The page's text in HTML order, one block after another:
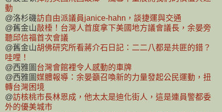
動
@洛杉磯訪自由派議員janice-hahn，談捷運與交通
@舊金山敲棰！台灣人首度拿下美國地方議會議長，余晏旁
聽邱信福首次會議
@舊金山胡佛研究所看蔣介石日記：二二八都是共匪的錯？
哇哩！
@西雅圖 台灣會館裡令人感動的車牌
@西雅圖媒體報導：余晏籲召喚新的力量發起公民運動，扭
轉台灣困境
@訪核桃市長林恩成，他太太是迪化街人，這是連員警都委
外的優美城市